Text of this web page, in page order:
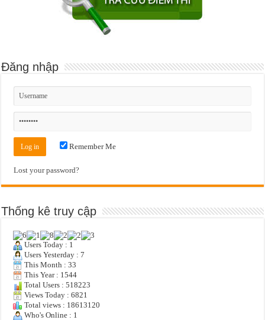
Đăng nhập
Remember Me
Lost your password?
Thống kê truy cập
Users Today : 1
Users Yesterday : 7
This Month : 33
This Year : 1544
Total Users : 518223
Views Today : 6821
Total views : 18613120
Who's Online : 1